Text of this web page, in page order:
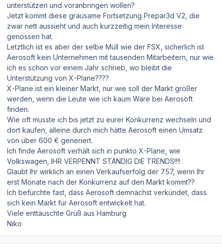
unterstützen und voranbringen wollen?
Jetzt kommt diese grausame Fortsetzung Prepar3d V2, die
zwar nett aussieht und auch kurzzeitig mein Interesse
genossen hat.
Letztlich ist es aber der selbe Müll wie der FSX, sicherlich ist
Aerosoft kein Unternehmen mit tausenden Mitarbeitern, nur wie
ich es schon vor einem Jahr schrieb, wo bleibt die
Unterstützung von X-Plane????
X-Plane ist ein kleiner Markt, nur wie soll der Markt größer
werden, wenn die Leute wie ich kaum Ware bei Aerosoft
finden.
Wie oft musste ich bis jetzt zu eurer Konkurrenz wechseln und
dort kaufen, alleine durch mich hätte Aerosoft einen Umsatz
von über 600 € generiert.
Ich finde Aerosoft verhält sich in punkto X-Plane, wie
Volkswagen, IHR VERPENNT STÄNDIG DIE TRENDS!!!!
Glaubt Ihr wirklich an einen Verkaufserfolg der 757, wenn Ihr
erst Monate nach der Konkurrenz auf den Markt kommt??
Ich befürchte fast, dass Aerosoft demnächst verkündet, dass
sich kein Markt für Aerosoft entwickelt hat.
Viele enttäuschte Grüß aus Hamburg
Niko